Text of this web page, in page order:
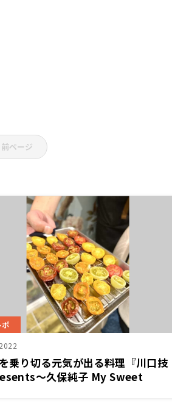
川口技研presents
前ページ
ポ
乗り切る元気が出る料理『川口技
～久保純子 My Sweet